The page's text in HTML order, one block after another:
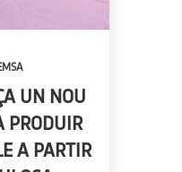
UN NOU
PRODUIR
A PARTIR